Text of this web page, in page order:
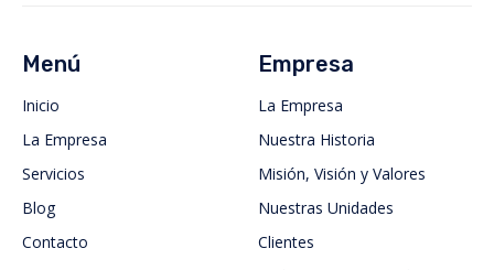
Menú
Inicio
La Empresa
Servicios
Blog
Contacto
Empresa
La Empresa
Nuestra Historia
Misión, Visión y Valores
Nuestras Unidades
Clientes